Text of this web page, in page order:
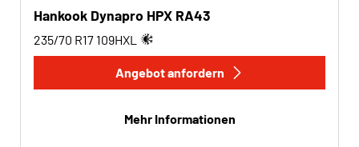
Hankook Dynapro HPX RA43
235/70 R17 109HXL
Angebot anfordern
Mehr Informationen